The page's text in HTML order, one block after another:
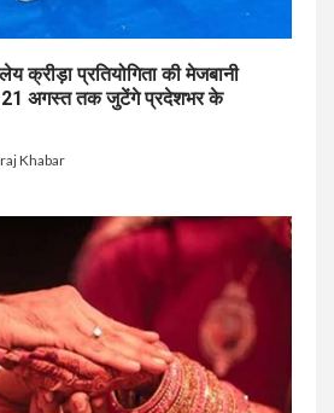
क्रीड़ा प्रतियोगिता की मेजबानी
21 अगस्त तक जुटेंगे प्रदेशभर के
Khabar